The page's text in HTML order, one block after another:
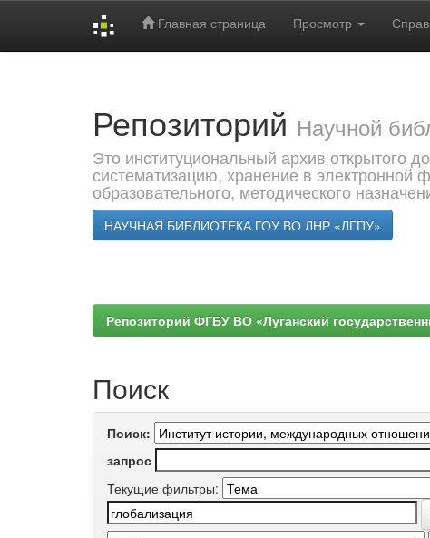
Главная страница Просмотр
Репозиторий Научной
Это институциональный архив открытого
систематизацию, хранение в электронной
образовательного, методического
НАУЧНАЯ БИБЛИОТЕКА ГОУ ВО ЛНР «ЛГПУ»
Репозиторий ФГБУ ВО «Луганский
Поиск
Поиск:
запрос
Текущие фильтры: